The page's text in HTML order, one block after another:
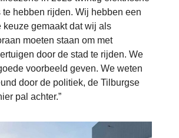
hebben rijden. Wij hebben een
keuze gemaakt dat wij als
moeten staan om met
door de stad te rijden. We
voorbeeld geven. We weten
door de politiek, de Tilburgse
pal achter.”